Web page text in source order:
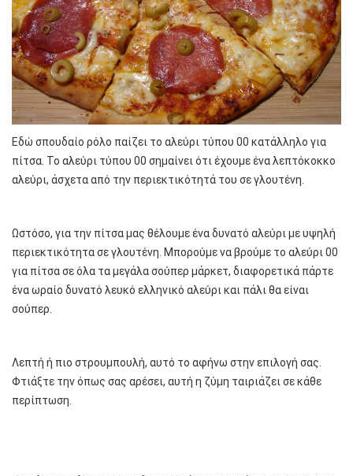
Εδώ σπουδαίο ρόλο παίζει το αλεύρι τύπου 00 κατάλληλο για
πίτσα. Το αλεύρι τύπου 00 σημαίνει ότι έχουμε ένα λεπτόκοκκο
αλεύρι, άσχετα από την περιεκτικότητά του σε γλουτένη.
Ωστόσο, για την πίτσα μας θέλουμε ένα δυνατό αλεύρι με υψηλή
περιεκτικότητα σε γλουτένη. Μπορούμε να βρούμε το αλεύρι 00
για πίτσα σε όλα τα μεγάλα σούπερ μάρκετ, διαφορετικά πάρτε
ένα ωραίο δυνατό λευκό ελληνικό αλεύρι και πάλι θα είναι
σούπερ.
Λεπτή ή πιο στρουμπουλή, αυτό το αφήνω στην επιλογή σας.
Φτιάξτε την όπως σας αρέσει, αυτή η ζύμη ταιριάζει σε κάθε
περίπτωση.